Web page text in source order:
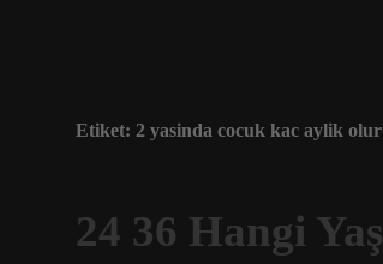
Etiket: 2 yasinda cocuk kac aylik olur
24 36 Hangi Yaş